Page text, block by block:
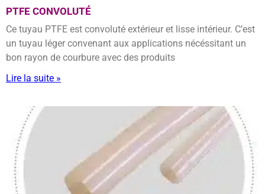
PTFE CONVOLUTÉ
Ce tuyau PTFE est convoluté extérieur et lisse intérieur. C’est
un tuyau léger convenant aux applications nécéssitant un
bon rayon de courbure avec des produits
Lire la suite »